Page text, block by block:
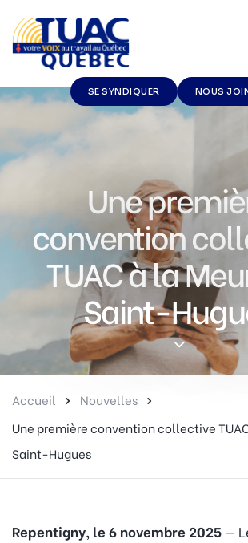
SE SYNDIQUER NOUS
Une
convention
TUAC à la
Saint-
Accueil
Nouvelles
Une première convention collective
Saint-Hugues
Repentigny, le 6 novembre 2025 —